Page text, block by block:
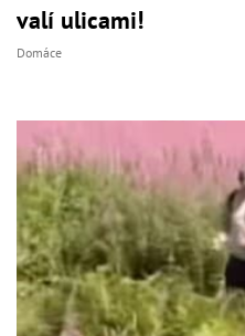
valí ulicami!
Domáce